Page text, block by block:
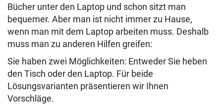
Bücher unter den Laptop und schon sitzt man
bequemer. Aber man ist nicht immer zu Hause,
wenn man mit dem Laptop arbeiten muss. Deshalb
muss man zu anderen Hilfen greifen:
Sie haben zwei Möglichkeiten: Entweder Sie heben
den Tisch oder den Laptop. Für beide
Lösungsvarianten präsentieren wir Ihnen
Vorschläge.